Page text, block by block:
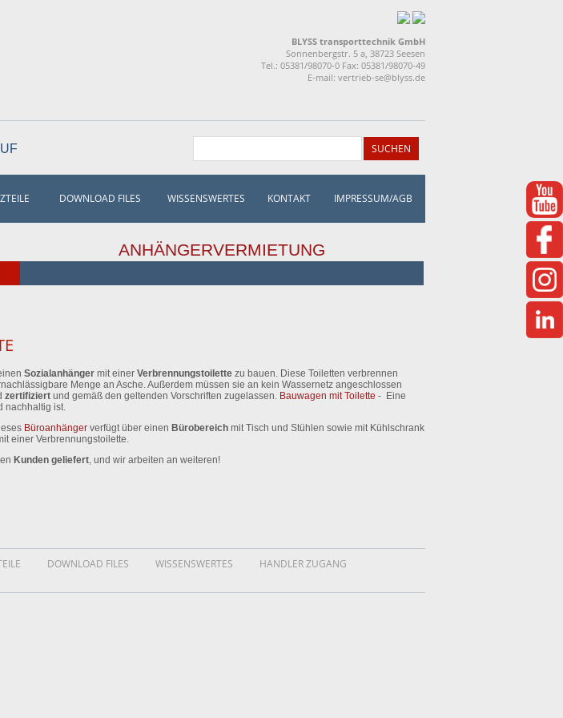
BLYSS transporttechnik GmbH
Sonnenbergstr. 5 a, 38723 Seesen
Tel.: 05381/98070-0 Fax: 05381/98070-49
E-mail: vertrieb-se@blyss.de
DOWNLOAD FILES WISSENSWERTES KONTAKT IMPRESSUM/AGB
ANHÄNGERVERMIETUNG
Sozialanhänger mit einer Verbrennungstoilette zu bauen. Diese Toiletten verbrennen
Menge an Asche. Außerdem müssen sie an kein Wassernetz angeschlossen
zertifiziert und gemäß den geltenden Vorschriften zugelassen. Bauwagen mit Toilette - Eine
nachhaltig ist.
Büroanhänger verfügt über einen Bürobereich mit Tisch und Stühlen sowie mit Kühlschrank
einer Verbrennungstoilette.
Kunden geliefert, und wir arbeiten an weiteren!
DOWNLOAD FILES WISSENSWERTES
HANDLER ZUGANG